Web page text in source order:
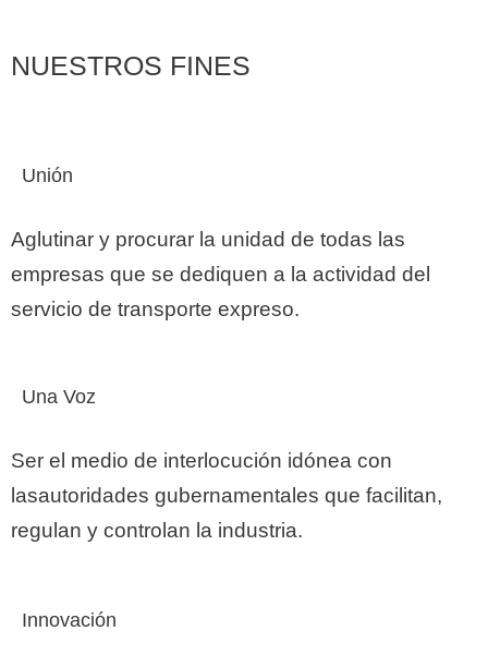
NUESTROS FINES
Unión
Aglutinar y procurar la unidad de todas las
empresas que se dediquen a la actividad del
servicio de transporte expreso.
Una Voz
Ser el medio de interlocución idónea con
lasautoridades gubernamentales que facilitan,
regulan y controlan la industria.
Innovación